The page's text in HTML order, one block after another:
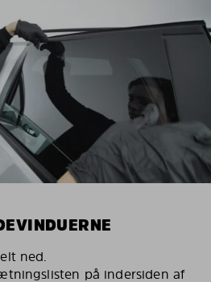
ned.
på indersiden af